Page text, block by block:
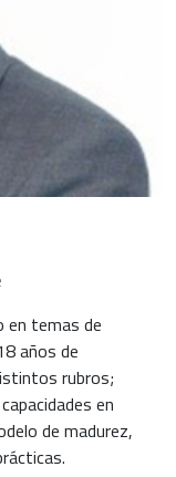
en temas de
años de
rubros;
en
de madurez,